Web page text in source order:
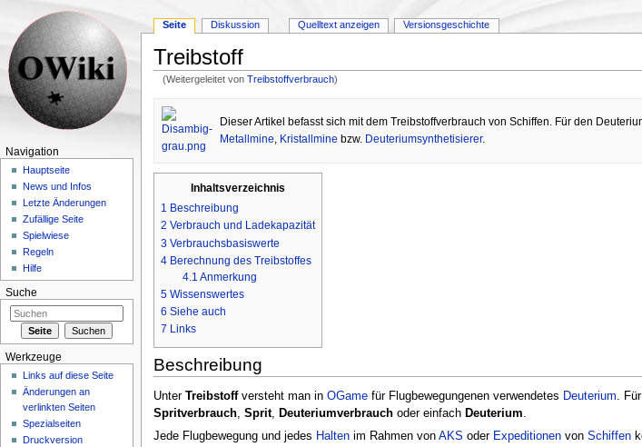
Treibstoff
(Weitergeleitet vonTreibstoffverbrauch)
Dieser Artikel befasst sich mit dem Treibstoffverbrauch von Schiffen. Für den
Metallmine Kristallmine bzw. Deuteriumsynthetisierer.
Inhaltsverzeichnis
1 Beschreibung
2 Verbrauch und Ladekapazität
3 Verbrauchsbasiswerte
4 Berechnung des Treibstoffes
4.1 Anmerkung
5 Wissenswertes
6 Siehe auch
7 Links
Beschreibung
Unter Treibstoffversteht man in OGamefür Flugbewegungenen verwendetes Deuterium .
Spritverbrauch, Sprit, Deuteriumverbrauchoder einfach Deuterium
Jede Flugbewegung und jedes Haltenim Rahmen von AKS oder Expeditionenvon Schiffen
Seite Diskussion Quelltext anzeigen Versionsgeschichte
Navigation
Hauptseite
News und Infos
Letzte Änderungen
Zufällige Seite
Spielwiese
Regeln
Hilfe
Suche
Werkzeuge
Links auf diese Seite
Änderungen an
verlinkten Seiten
Spezialseiten
Druckversion